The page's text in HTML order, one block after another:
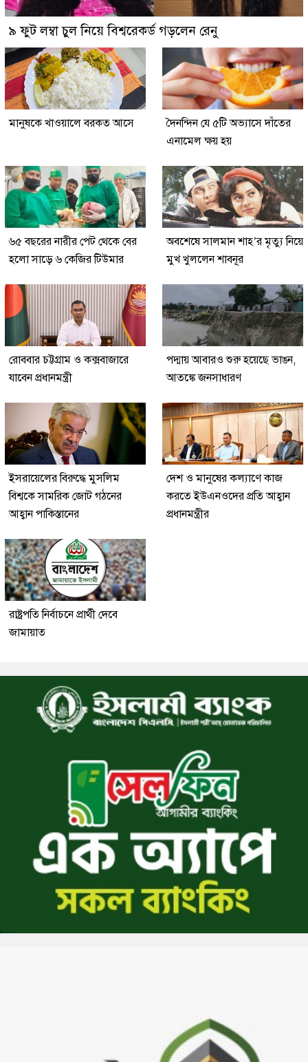
৯ ফুট লম্বা চুল নিয়ে বিশ্বরেকর্ড গড়লেন রেনু
মানুষকে খাওয়ালে বরকত আসে
দৈনন্দিন যে ৫টি অভ্যাসে দাঁতের
এনামেল ক্ষয় হয়
৬৫ বছরের নারীর পেট থেকে বের
হলো সাড়ে ৬ কেজির টিউমার
অবশেষে সালমান শাহ’র মৃত্যু নিয়ে
মুখ খুললেন শাবনূর
রোববার চট্টগ্রাম ও কক্সবাজারে
যাবেন প্রধানমন্ত্রী
পদ্মায় আবারও শুরু হয়েছে ভাঙন,
আতঙ্কে জনসাধারণ
ইসরায়েলের বিরুদ্ধে মুসলিম
বিশ্বকে সামরিক জোট গঠনের
আহ্বান পাকিস্তানের
দেশ ও মানুষের কল্যাণে কাজ
করতে ইউএনওদের প্রতি আহ্বান
প্রধানমন্ত্রীর
রাষ্ট্রপতি নির্বাচনে প্রার্থী দেবে
জামায়াত